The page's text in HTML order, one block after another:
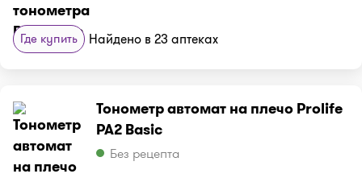
Где купить Найдено в 23 аптеках
Тонометр автомат на плечо Prolife
PA2 Basic
Без рецепта